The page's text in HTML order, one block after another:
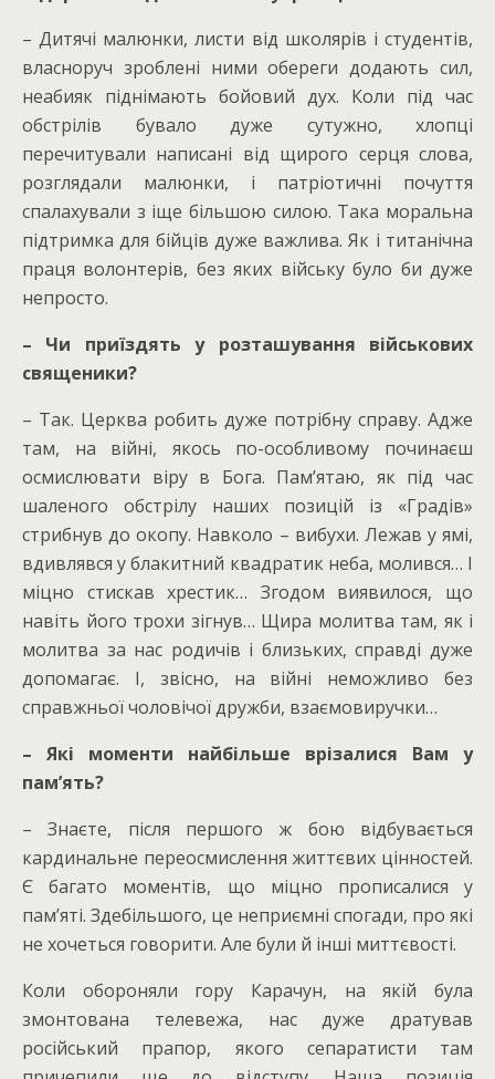
– Дитячі малюнки, листи від школярів і студентів,
власноруч зроблені ними обереги додають сил,
неабияк піднімають бойовий дух. Коли під час
обстрілів бувало дуже сутужно, хлопці
перечитували написані від щирого серця слова,
розглядали малюнки, і патріотичні почуття
спалахували з іще більшою силою. Така моральна
підтримка для бійців дуже важлива. Як і титанічна
праця волонтерів, без яких війську було би дуже
непросто.
– Чи приїздять у розташування військових
священики?
– Так. Церква робить дуже потрібну справу. Адже
там, на війні, якось по-особливому починаєш
осмислювати віру в Бога. Пам’ятаю, як під час
шаленого обстрілу наших позицій із «Градів»
стрибнув до окопу. Навколо – вибухи. Лежав у ямі,
вдивлявся у блакитний квадратик неба, молився… І
міцно стискав хрестик… Згодом виявилося, що
навіть його трохи зігнув… Щира молитва там, як і
молитва за нас родичів і близьких, справді дуже
допомагає. І, звісно, на війні неможливо без
справжньої чоловічої дружби, взаємовиручки…
– Які моменти найбільше врізалися Вам у
пам’ять?
– Знаєте, після першого ж бою відбувається
кардинальне переосмислення життєвих цінностей.
Є багато моментів, що міцно прописалися у
пам’яті. Здебільшого, це неприємні спогади, про які
не хочеться говорити. Але були й інші миттєвості.
Коли обороняли гору Карачун, на якій була
змонтована телевежа, нас дуже дратував
російський прапор, якого сепаратисти там